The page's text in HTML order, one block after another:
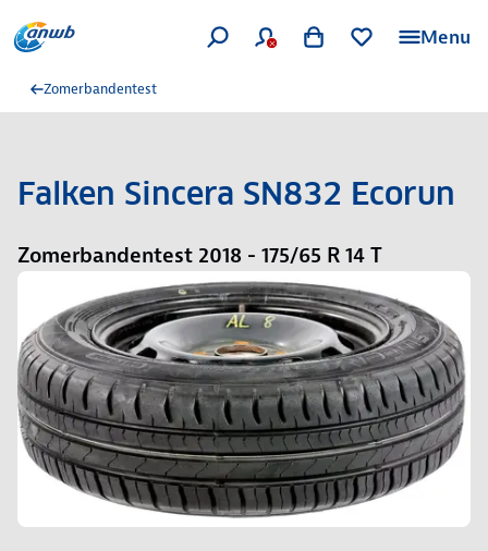
Menu
Zomerbandentest
Falken Sincera SN832 Ecorun
Zomerbandentest 2018 - 175/65 R 14 T